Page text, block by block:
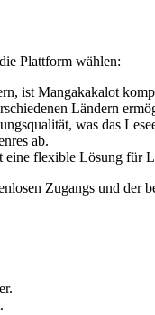
Plattform wählen:
ist Mangakakalot
Ländern
was das
ab.
flexible Lösung für
Zugangs und der